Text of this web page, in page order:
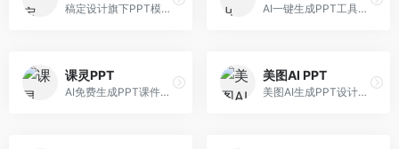
稿定设计旗下PPT模板资源库，整合AI生成功能。面向设计师和职场人士，提供海量PPT模板、AI内容生成等服务，模板质量高。 AI一键生成PPT工具，专注于快速演示文稿制作。面向职场人士，支持主题输入、内容生成、模板套用等功能，PPT生成速度快，适合紧急制作场景。
课灵PPT
AI免费生成PPT课件平台，专注于教育场景。面向教师和教育工作者，提供课件生成、教学设计、模板选择等服务，教育适配性强。
美图AI PPT
美图AI生成PPT设计工具，整合图像处理能力。面向设计师和职场人士，提供PPT生成、图片美化、设计优化等服务，视觉设计美观。